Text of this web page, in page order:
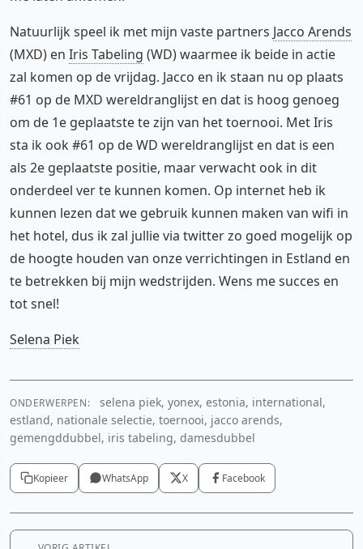
Natuurlijk speel ik met mijn vaste partners Jacco Arends
(MXD) en Iris Tabeling (WD) waarmee ik beide in actie
zal komen op de vrijdag. Jacco en ik staan nu op plaats
#61 op de MXD wereldranglijst en dat is hoog genoeg
om de 1e geplaatste te zijn van het toernooi. Met Iris
sta ik ook #61 op de WD wereldranglijst en dat is een
als 2e geplaatste positie, maar verwacht ook in dit
onderdeel ver te kunnen komen. Op internet heb ik
kunnen lezen dat we gebruik kunnen maken van wifi in
het hotel, dus ik zal jullie via twitter zo goed mogelijk op
de hoogte houden van onze verrichtingen in Estland en
te betrekken bij mijn wedstrijden. Wens me succes en
tot snel!
Selena Piek
ONDERWERPEN:
selena piek, yonex, estonia, international,
estland, nationale selectie, toernooi, jacco arends,
gemengddubbel, iris tabeling, damesdubbel
Kopieer WhatsApp X Facebook